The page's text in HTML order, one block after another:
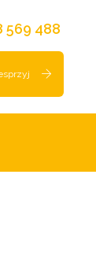
569 488